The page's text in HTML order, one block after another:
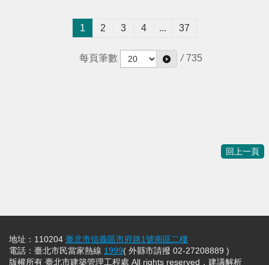
1 2 3 4 ... 37
每頁筆數 / 735
回上一頁
地址：110204 臺北市信義區市府路1號南區二樓
電話：臺北市民當家熱線 1999( 外縣市請撥 02-27208889 )
版權所有 臺北市建築管理工程處 All rights reserved，建議解析